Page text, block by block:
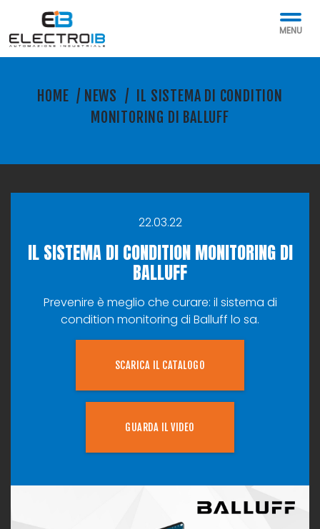
MENU
HOME / NEWS /
IL SISTEMA DI CONDITION
MONITORING DI BALLUFF
22.03.22
IL SISTEMA DI CONDITION MONITORING DI
BALLUFF
Prevenire è meglio che curare: il sistema di
condition monitoring di Balluff lo sa.
SCARICA IL CATALOGO
GUARDA IL VIDEO